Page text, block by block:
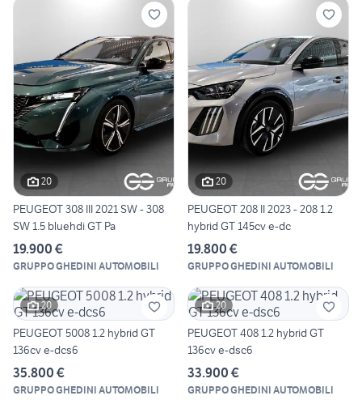
20
PEUGEOT 308 III 2021 SW - 308
SW 1.5 bluehdi GT Pa
19.900 €
GRUPPO GHEDINI AUTOMOBILI
20
PEUGEOT 208 II 2023 - 208 1.2
hybrid GT 145cv e-dc
19.800 €
GRUPPO GHEDINI AUTOMOBILI
20
PEUGEOT 5008 1.2 hybrid GT
136cv e-dcs6
35.800 €
GRUPPO GHEDINI AUTOMOBILI
20
PEUGEOT 408 1.2 hybrid GT
136cv e-dsc6
33.900 €
GRUPPO GHEDINI AUTOMOBILI